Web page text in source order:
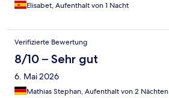
Elisabet, Aufenthalt von 1 Nacht
Verifizierte Bewertung
8/10 – Sehr gut
6. Mai 2026
Mathias Stephan, Aufenthalt von 2 Nächten